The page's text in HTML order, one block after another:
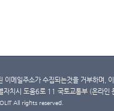
이메일주소가 수집되는것을 거부하며,
자치시 도움6로 11 국토교통부 (온라
All rights reserved.